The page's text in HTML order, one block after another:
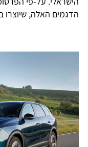
הדגמים האלה, שיוצרו בשנים